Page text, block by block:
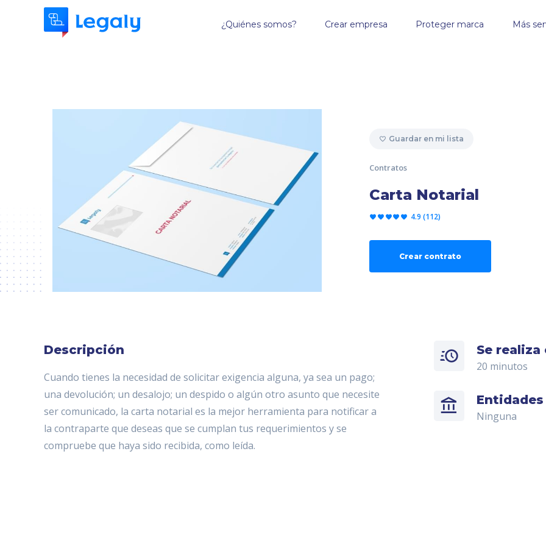
¿Quiénes somos? Crear empresa Proteger marca Más
Guardar en mi lista
Contratos
Carta Notarial
4.9 (112)
Crear contrato
Descripción
Cuando tienes la necesidad de solicitar exigencia alguna, ya sea un pago;
una devolución; un desalojo; un despido o algún otro asunto que necesite
ser comunicado, la carta notarial es la mejor herramienta para notificar a
la contraparte que deseas que se cumplan tus requerimientos y se
compruebe que haya sido recibida, como leída.
Se realiza
20 minutos
Entidades
Ninguna